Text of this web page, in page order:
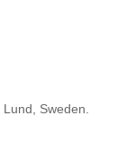
Sweden.